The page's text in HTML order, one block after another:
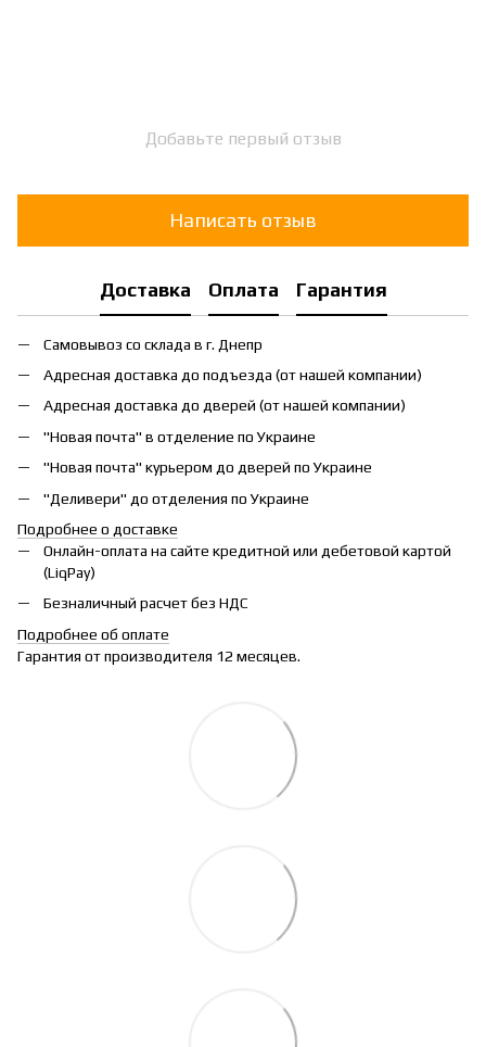
Добавьте первый отзыв
Написать отзыв
Доставка Оплата Гарантия
Самовывоз со склада в г. Днепр
Адресная доставка до подъезда (от нашей компании)
Адресная доставка до дверей (от нашей компании)
"Новая почта" в отделение по Украине
"Новая почта" курьером до дверей по Украине
"Деливери" до отделения по Украине
Подробнее о доставке
Онлайн-оплата на сайте кредитной или дебетовой картой
(LiqPay)
Безналичный расчет без НДС
Подробнее об оплате
Гарантия от производителя 12 месяцев.